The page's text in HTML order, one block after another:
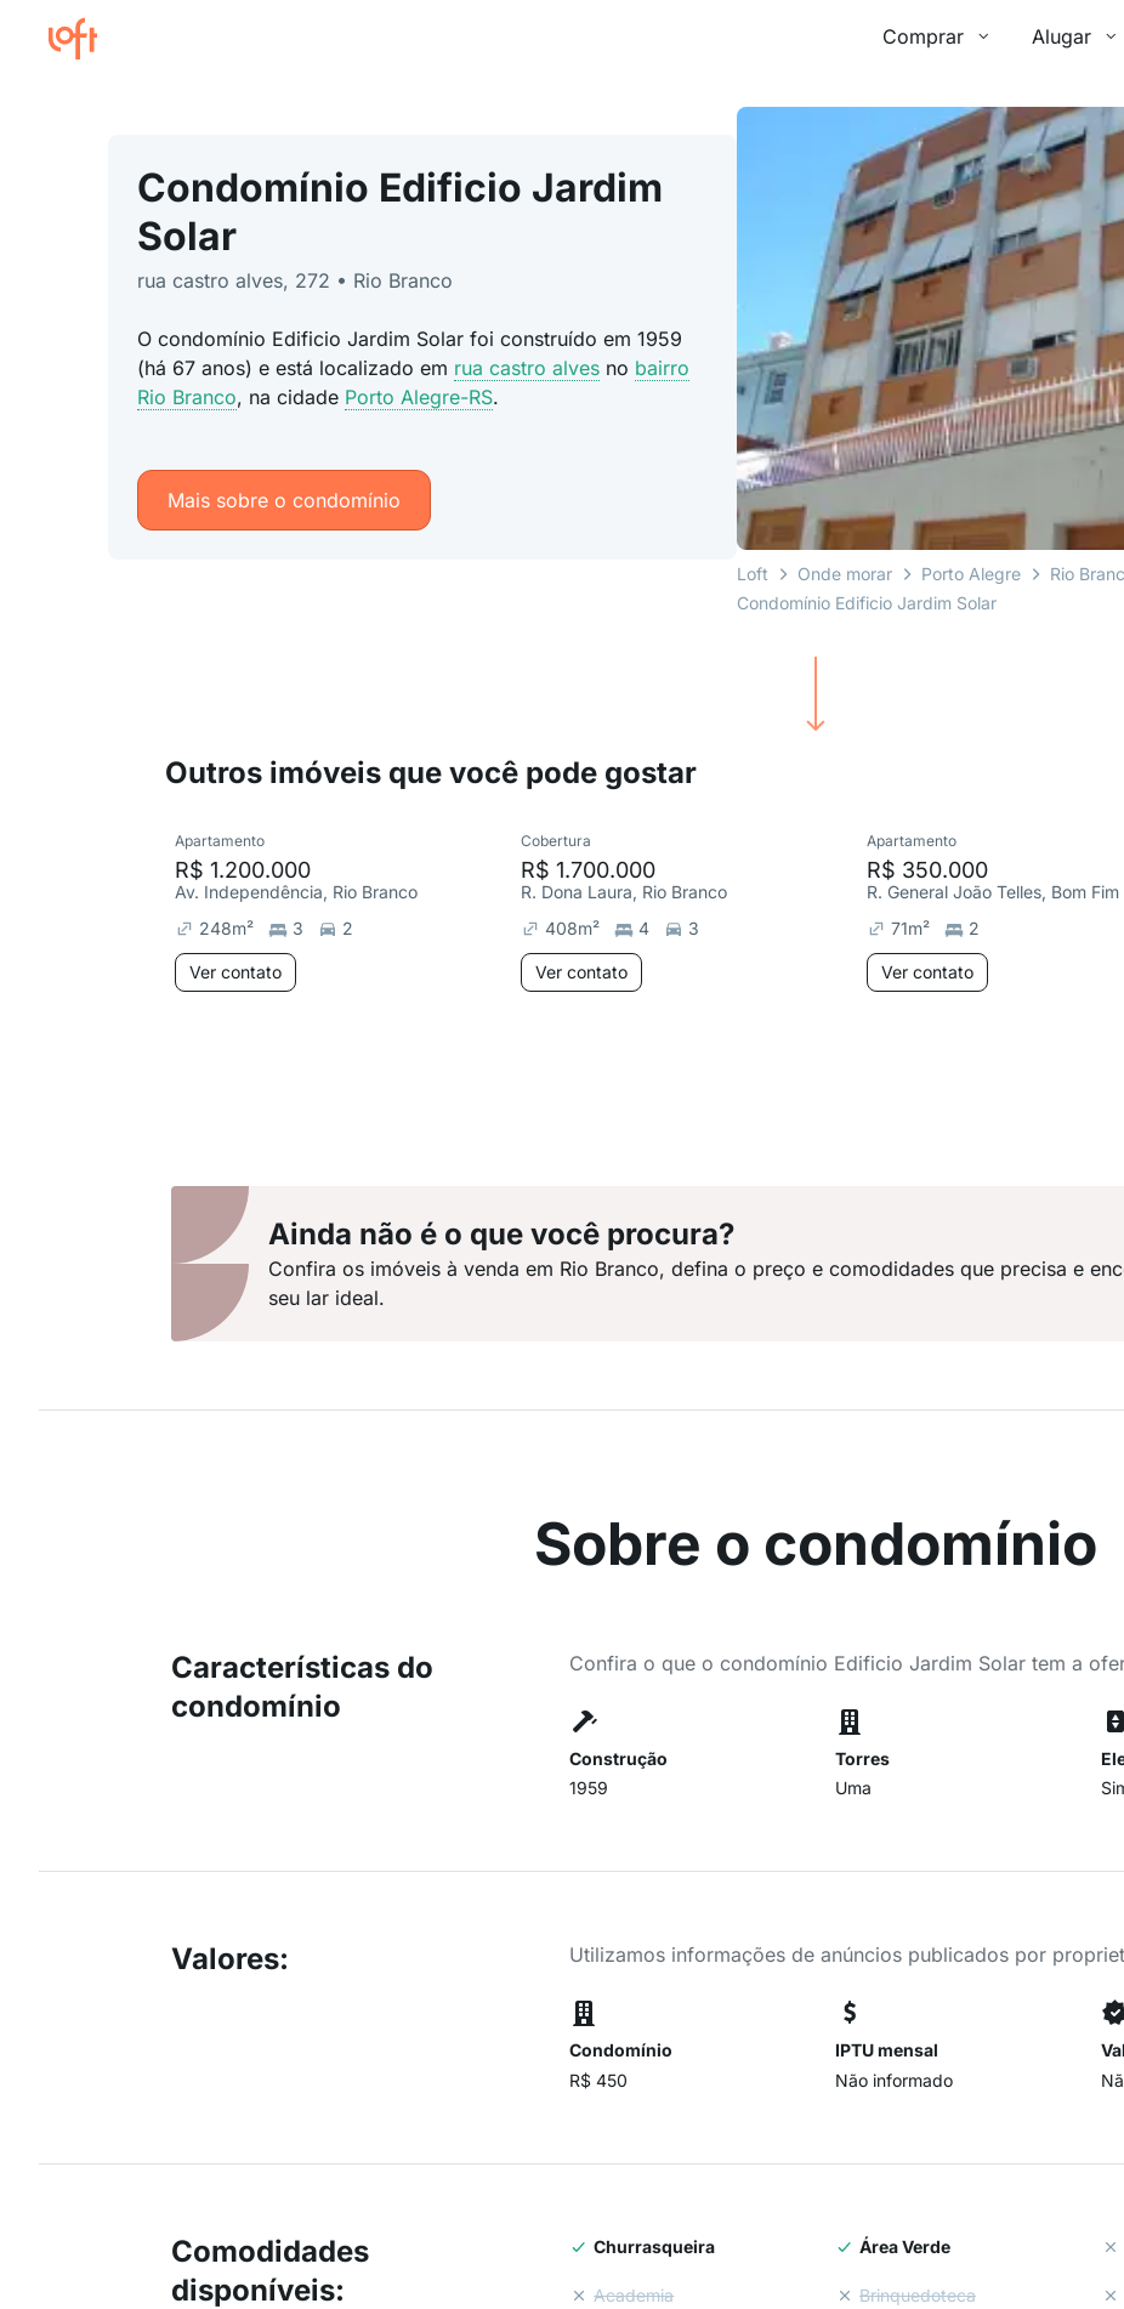
Comprar Alugar
Condomínio Edificio Jardim
Solar
rua castro alves, 272 • Rio Branco
O condomínio Edificio Jardim Solar foi construído em 1959
(há 67 anos) e está localizado em rua castro alvesno bairro
Rio Branco, na cidade Porto Alegre-RS.
Mais sobre o condomínio
Loft Onde morar Porto Alegre Rio
Condomínio Edificio Jardim Solar
Outros imóveis que você pode gostar
Apartamento
R$ 1.200.000
Av. Independência, Rio Branco
248m² 3 2
Ver contato
Cobertura
R$ 1.700.000
R. Dona Laura, Rio Branco
408m² 4 3
Ver contato
Apartamento
R$ 350.000
R. General João Telles, Bom Fim
71m² 2
Ver contato
Ainda não é o que você procura?
Confira os imóveis à venda em Rio Branco, defina o preço e comodidades que precisa e
seu lar ideal.
Sobre o condomínio
Características do
condomínio
Confira o que o condomínio Edificio Jardim Solar tem a
Construção
1959
Torres
Uma
Valores: Utilizamos informações de anúncios publicados por
Condomínio
R$ 450
IPTU mensal
Não informado
Comodidades
disponíveis:
Churrasqueira Área Verde
Academia Brinquedoteca